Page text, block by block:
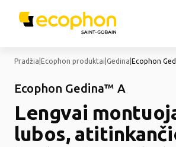
Pradžia Ecophon produktai Gedina Ecophon
Ecophon Gedina™ A
Lengvai
lubos,